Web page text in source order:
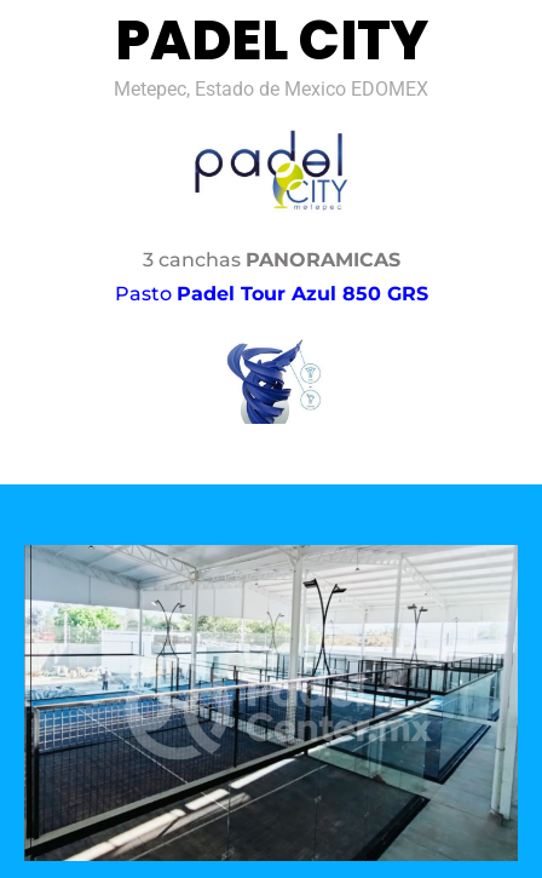
PADEL CITY
Metepec, Estado de Mexico EDOMEX
3 canchas PANORAMICAS
Pasto Padel Tour Azul 850 GRS